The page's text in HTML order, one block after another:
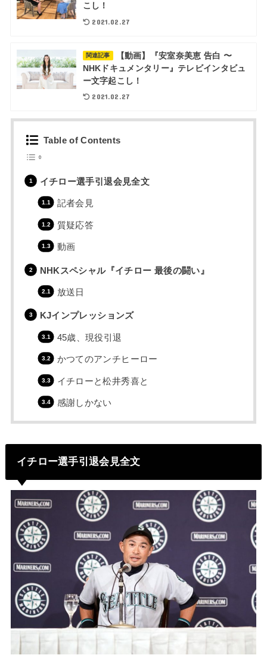
こし！
2021.02.27
関連記事
【動画】『安室奈美恵 告白 〜
NHKドキュメンタリー』テレビインタビュ
ー文字起こし！
2021.02.27
Table of Contents
イチロー選手引退会見全文
記者会見
質疑応答
動画
NHKスペシャル『イチロー 最後の闘い』
放送日
KJインプレッションズ
45歳、現役引退
かつてのアンチヒーロー
イチローと松井秀喜と
感謝しかない
イチロー選手引退会見全文